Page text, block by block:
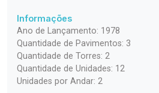
Informações
Ano de Lançamento: 1978
Quantidade de Pavimentos: 3
Quantidade de Torres: 2
Quantidade de Unidades: 12
Unidades por Andar: 2